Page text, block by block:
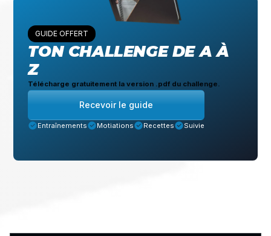
GUIDE OFFERT
TON CHALLENGE DE A À
Z
Télécharge gratuitement la version .pdf du challenge.
Recevoir le guide
Entraînements Motiations Recettes Suivie